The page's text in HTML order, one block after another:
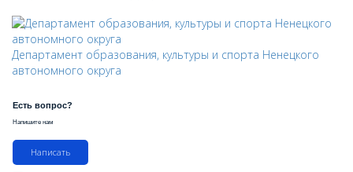
Департамент образования, культуры и спорта Ненецкого
автономного округа
Есть вопрос?
Напишите нам
Написать